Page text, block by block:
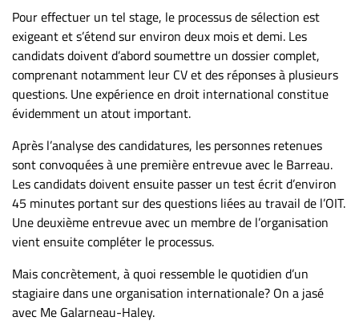
Nous
joindre
À
propos
Infolettre
S’abonner
FAQ
Politique de
confidentialité
Pour effectuer un tel stage, le processus de sélection est
exigeant et s’étend sur environ deux mois et demi. Les
candidats doivent d’abord soumettre un dossier complet,
comprenant notamment leur CV et des réponses à plusieurs
questions. Une expérience en droit international constitue
évidemment un atout important.
Après l’analyse des candidatures, les personnes retenues
sont convoquées à une première entrevue avec le Barreau.
Les candidats doivent ensuite passer un test écrit d’environ
45 minutes portant sur des questions liées au travail de l’OIT.
Une deuxième entrevue avec un membre de l’organisation
vient ensuite compléter le processus.
Mais concrètement, à quoi ressemble le quotidien d’un
stagiaire dans une organisation internationale? On a jasé
avec Me Galarneau-Haley.